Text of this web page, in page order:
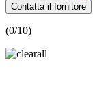
Contatta il fornitore
(0/10)